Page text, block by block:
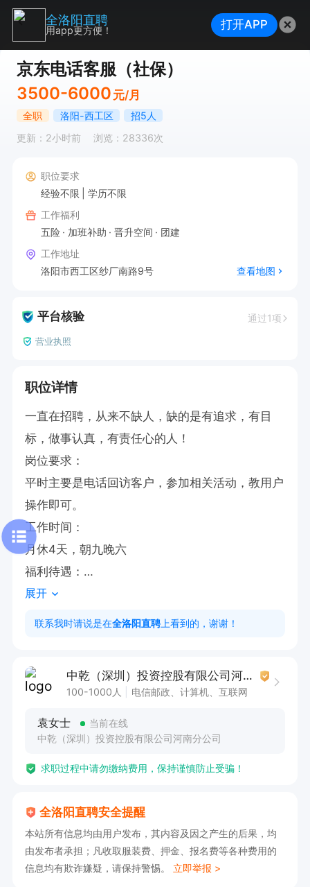
京东电话客服（社保）
3500-6000 元/月
全职 洛阳-西工区
招5人
更新：2小时前
浏览：28336次
职位要求
经验不限
学历不限
工作福利
五险
加班补助 晋升空间
团建
工作地址
洛阳市西工区纱厂南路9号
查看地图
平台核验 通过1项
营业执照
职位详情
一直在招聘，从来不缺人，缺的是有追求，有目
标，做事认真，有责任心的人！
岗位要求：
平时主要是电话回访客户，参加相关活动，教用户
操作即可。
工作时间：
月休4天，朝九晚六
福利待遇：
1、法定节假日带薪休假
2、全勤奖：300元/月
5、良好的工作环境：客户都是高素质人员。
无责底薪2800+绩效奖励+日常奖金（月薪综合40
00-8000元）
7、晋升福利
8、完善的培训体系
入职即享带薪培训，日常也会开展业务相关的培
训，不断提升工作技能。
展开
联系我时请说是在全洛阳直聘 上看到的，谢谢！
中乾（深圳）投资控股有限公司河南分公司
100-1000人 电信邮政、计算机、互联网
袁女士
当前在线
中乾（深圳）投资控股有限公司河南分公司
求职过程中请勿缴纳费用，保持谨慎防止受骗！
全洛阳直聘安全提醒
本站所有信息均由用户发布，其内容及因之产生的后果，均
由发布者承担；凡收取服装费、押金、报名费等各种费用的
信息均有欺诈嫌疑，请保持警惕。 立即举报 >
全洛阳直聘
用app更方便！ 打开APP